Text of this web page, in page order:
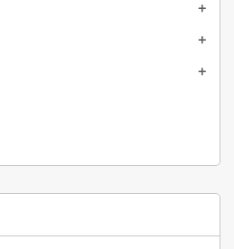


